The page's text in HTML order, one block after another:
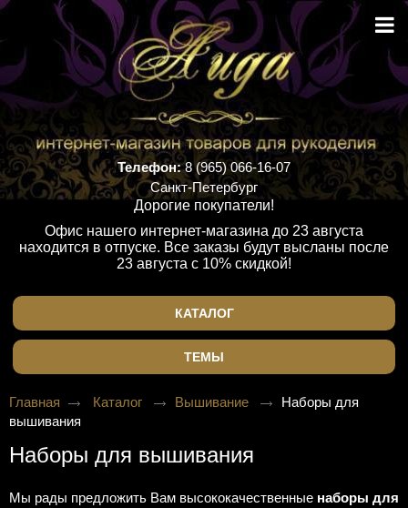
Телефон:8 (965) 066-16-07
Санкт-Петербург
Дорогие покупатели!
Офис нашего интернет-магазина до 23 августа
находится в отпуске. Все заказы будут высланы после
23 августа с 10% скидкой!
КАТАЛОГ
ТЕМЫ
Главная Каталог Вышивание
Наборы для
вышивания
Наборы для вышивания
Мы рады предложить Вам высококачественные наборы для